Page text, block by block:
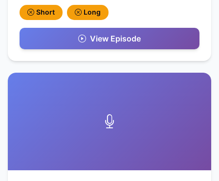
Short Long
View Episode